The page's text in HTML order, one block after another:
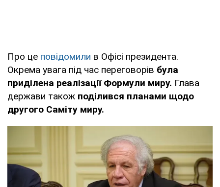
Про це повідомили в Офісі президента.
Окрема увага під час переговорів була
приділена реалізації Формули миру. Глава
держави також поділився планами щодо
другого Саміту миру.